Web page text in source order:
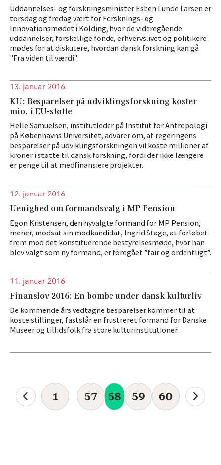
Uddannelses- og forskningsminister Esben Lunde Larsen er
torsdag og fredag vært for Forsknings- og
Innovationsmødet i Kolding, hvor de videregående
uddannelser, forskellige fonde, erhvervslivet og politikere
mødes for at diskutere, hvordan dansk forskning kan gå
"Fra viden til værdi".
13. januar 2016
KU: Besparelser på udviklingsforskning koster
mio. i EU-støtte
Helle Samuelsen, institutleder på Institut for Antropologi
på Københavns Universitet, advarer om, at regeringens
besparelser på udviklingsforskningen vil koste millioner af
kroner i støtte til dansk forskning, fordi der ikke længere
er penge til at medfinansiere projekter.
12. januar 2016
Uenighed om formandsvalg i MP Pension
Egon Kristensen, den nyvalgte formand for MP Pension,
mener, modsat sin modkandidat, Ingrid Stage, at forløbet
frem mod det konstituerende bestyrelsesmøde, hvor han
blev valgt som ny formand, er foregået ”fair og ordentligt”.
11. januar 2016
Finanslov 2016: En bombe under dansk kulturliv
De kommende års vedtagne besparelser kommer til at
koste stillinger, fastslår en frustreret formand for Danske
Museer og tillidsfolk fra store kulturinstitutioner.
1 57 58 59 60